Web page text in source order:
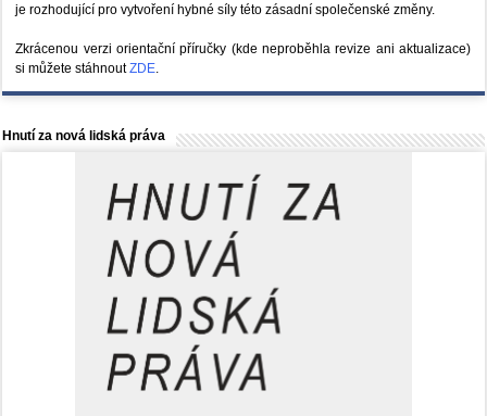
je rozhodující pro vytvoření hybné síly této zásadní společenské změny.
Zkrácenou verzi orientační příručky (kde neproběhla revize ani aktualizace)
si můžete stáhnoutZDE.
Hnutí za nová lidská práva